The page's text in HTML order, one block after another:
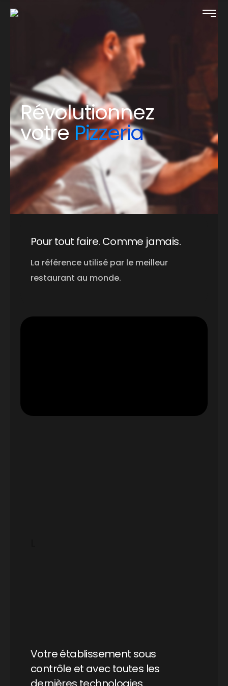
Révolutionnez
votrePizzeria
Pour tout faire. Comme jamais.
La référence utilisé par le meilleur
restaurant au monde.
Votre établissement sous
contrôle et avec toutes les